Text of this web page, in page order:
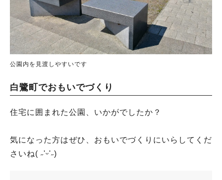
公園内を見渡しやすいです
白鷺町でおもいでづくり
住宅に囲まれた公園、いかがでしたか？
気になった方はぜひ、おもいでづくりにいらしてくだ
さいね( ˶'ᵕ'˶)